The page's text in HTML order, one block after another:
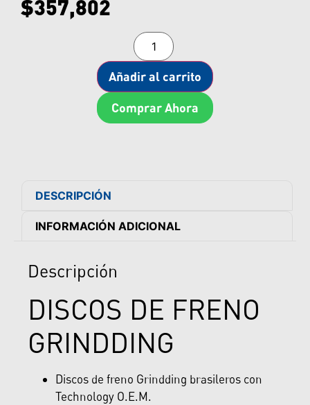
$357,802
Añadir al carrito
Comprar Ahora
DESCRIPCIÓN
INFORMACIÓN ADICIONAL
Descripción
DISCOS DE FRENO
GRINDDING
Discos de freno Grindding brasileros con
Technology O.E.M.